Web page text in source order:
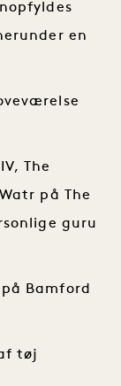
en
The
på The
guru
Bamford
tøj